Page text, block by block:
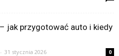
jak przygotować auto i kiedy
- 31 stycznia 2026 0